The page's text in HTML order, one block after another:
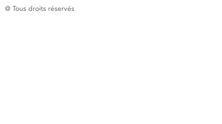
@ Tous droits réservés